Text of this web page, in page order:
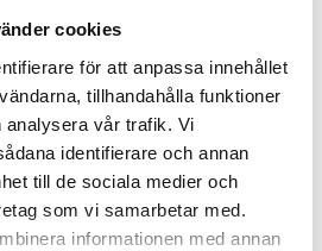
cookies
för att anpassa innehållet
tillhandahålla funktioner
vår trafik. Vi
identifierare och annan
till de sociala medier och
som vi samarbetar med.
informationen med annan
Hoodie kombinerar stilren
Den lätta
värme utan att bli klumpig,
– delvis baserad på
gör den till ett mer genomtänkt
ger en modern
över en T-shirt som under en
som dold innerficka och
får du både funktion och rätt